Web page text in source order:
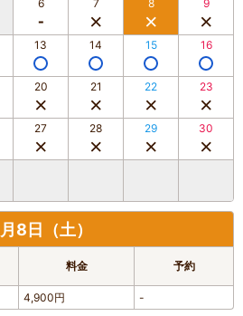
6 7 8 9
13 14 15 16
20 21 22 23
27 28 29 30
8日（土）
料金 予約
4,900円 -